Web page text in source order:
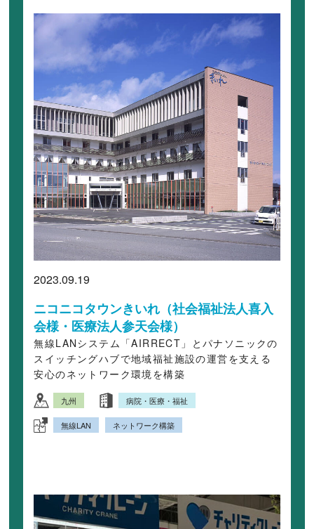
2023.09.19
ニコニコタウンきいれ（社会福祉法人喜入
会様・医療法人参天会様）
無線LANシステム「AIRRECT」とパナソニックの
スイッチングハブで地域福祉施設の運営を支える
安心のネットワーク環境を構築
九州 病院・医療・福祉
無線LAN ネットワーク構築